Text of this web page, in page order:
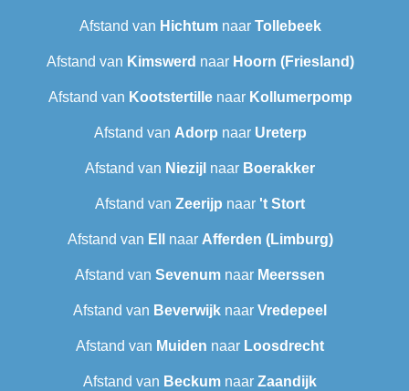
Afstand van Hichtumnaar Tollebeek
Afstand van Kimswerd naar Hoorn (Friesland)
Afstand van Kootstertillenaar Kollumerpomp
Afstand van Adorp naar Ureterp
Afstand van Niezijl naar Boerakker
Afstand van Zeerijp naar 't Stort
Afstand van Ell naar Afferden (Limburg)
Afstand van Sevenum naar Meerssen
Afstand van Beverwijk naar Vredepeel
Afstand van Muiden naar Loosdrecht
Afstand van Beckum naar Zaandijk